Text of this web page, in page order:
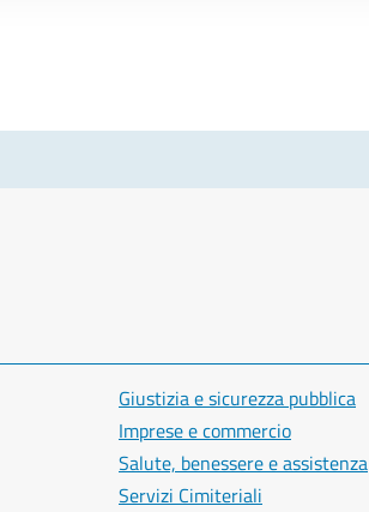
Giustizia e sicurezza pubblica
Imprese e commercio
Salute, benessere e assistenza
Servizi Cimiteriali